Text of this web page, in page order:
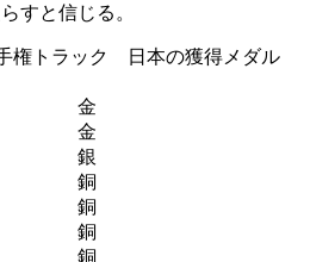
すと信じる。
権トラック 日本の獲得メダル
金
ン 金
ト 銀
き 銅
き 銅
銅
銅